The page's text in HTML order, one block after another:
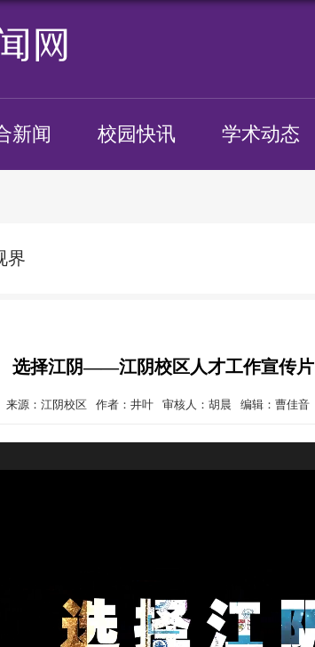
新闻 校园快讯 学术动态
界
选择江阴——江阴校区人才工作宣传片
来源：江阴校区 作者：井叶 审核人：胡晨 编辑：曹佳音